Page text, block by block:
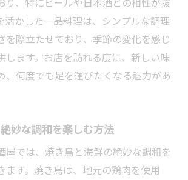
活かした一品料理は、シンプルな調理
を際立たせており、季節の変化を感じ
します。お店を訪れる度に、新しい味
、何度でも足を運びたくなる魅力があ
妙な調和を楽しむ方法
屋では、焼き鳥と海鮮の絶妙な調和を
ます。焼き鳥は、地元の鶏肉を使用